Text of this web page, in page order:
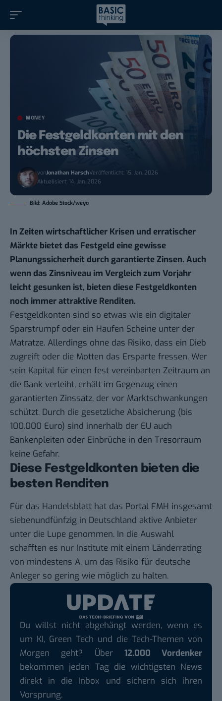
MONEY
Die Festgeldkonten mit den
höchsten Zinsen
vonJonathan HarschVeröffentlicht: 15. Jan. 2026
Aktualisiert: 14. Jan. 2026
Bild: Adobe Stock/weyo
In Zeiten wirtschaftlicher Krisen und erratischer
Märkte bietet das Festgeld eine gewisse
Planungssicherheit durch garantierte Zinsen. Auch
wenn das Zinsniveau im Vergleich zum Vorjahr
leicht gesunken ist, bieten diese Festgeldkonten
noch immer attraktive Renditen.
Festgeldkonten sind so etwas wie ein digitaler
Sparstrumpf oder ein Haufen Scheine unter der
Matratze. Allerdings ohne das Risiko, dass ein Dieb
zugreift oder die Motten das Ersparte fressen. Wer
sein Kapital für einen fest vereinbarten Zeitraum an
die Bank verleiht, erhält im Gegenzug einen
garantierten Zinssatz, der vor Marktschwankungen
schützt. Durch die gesetzliche Absicherung (bis
100.000 Euro) sind innerhalb der EU auch
Bankenpleiten oder Einbrüche in den Tresorraum
keine Gefahr.
Diese Festgeldkonten bieten die
besten Renditen
Für das Handelsblatt hat das Portal FMH insgesamt
siebenundfünfzig in Deutschland aktive Anbieter
unter die Lupe genommen. In die Auswahl
schafften es nur Institute mit einem Länderrating
von mindestens A, um das Risiko für deutsche
Anleger so gering wie möglich zu halten.
Du willst nicht abgehängt werden, wenn es
um KI, Green Tech und die Tech-Themen von
Morgen geht? Über 12.000 Vordenker
bekommen jeden Tag die wichtigsten News
direkt in die Inbox und sichern sich ihren
Vorsprung.